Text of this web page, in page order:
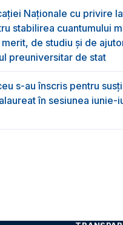
Naționale cu privire
stabilirea cuantumului
de studiu și de
preuniversitar de stat
s-au înscris pentru
în sesiunea iunie-